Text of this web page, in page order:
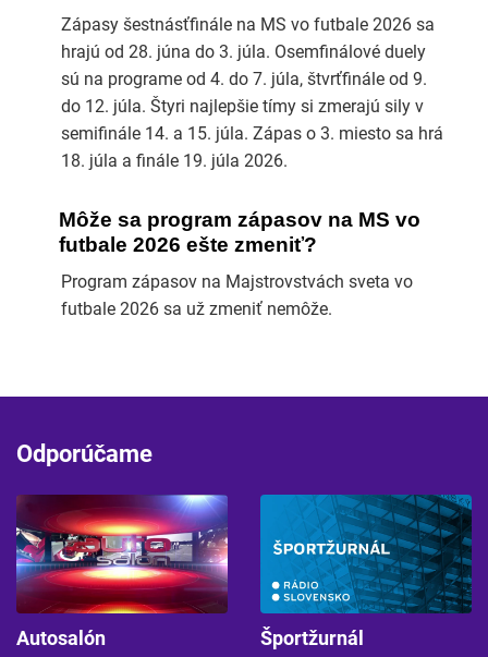
Zápasy šestnásťfinále na MS vo futbale 2026 sa
hrajú od 28. júna do 3. júla. Osemfinálové duely
sú na programe od 4. do 7. júla, štvrťfinále od 9.
do 12. júla. Štyri najlepšie tímy si zmerajú sily v
semifinále 14. a 15. júla. Zápas o 3. miesto sa hrá
18. júla a finále 19. júla 2026.
Môže sa program zápasov na MS vo
futbale 2026 ešte zmeniť?
Program zápasov na Majstrovstvách sveta vo
futbale 2026 sa už zmeniť nemôže.
Odporúčame
Autosalón Športžurnál